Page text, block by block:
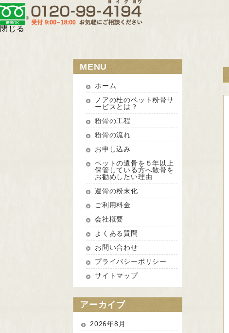
閉じる
MENU
ホーム
ノアの杜のペット粉骨サ
ービスとは？
粉骨の工程
粉骨の流れ
お申し込み
ペットの遺骨を５年以上
保管している方へ散骨を
お勧めしたい理由
遺骨の粉末化
ご利用料金
会社概要
よくある質問
お問い合わせ
プライバシーポリシー
サイトマップ
アーカイブ
2026年8月